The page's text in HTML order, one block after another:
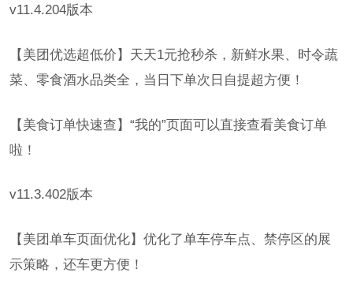
v11.4.204版本
【美团优选超低价】天天1元抢秒杀，新鲜水果、时令蔬
菜、零食酒水品类全，当日下单次日自提超方便！
【美食订单快速查】“我的”页面可以直接查看美食订单
啦！
v11.3.402版本
【美团单车页面优化】优化了单车停车点、禁停区的展
示策略，还车更方便！